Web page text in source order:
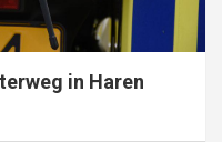
in Haren